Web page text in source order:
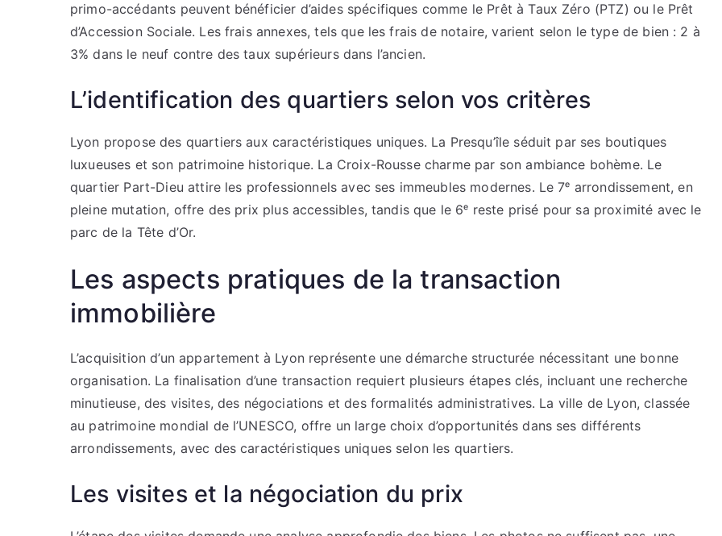
primo-accédants peuvent bénéficier d’aides spécifiques comme le Prêt à Taux Zéro (PTZ) ou le Prêt
d’Accession Sociale. Les frais annexes, tels que les frais de notaire, varient selon le type de bien : 2 à
3% dans le neuf contre des taux supérieurs dans l’ancien.
L’identification des quartiers selon vos critères
Lyon propose des quartiers aux caractéristiques uniques. La Presqu’île séduit par ses boutiques
luxueuses et son patrimoine historique. La Croix-Rousse charme par son ambiance bohème. Le
quartier Part-Dieu attire les professionnels avec ses immeubles modernes. Le 7ᵉ arrondissement, en
pleine mutation, offre des prix plus accessibles, tandis que le 6ᵉ reste prisé pour sa proximité avec le
parc de la Tête d’Or.
Les aspects pratiques de la transaction
immobilière
L’acquisition d’un appartement à Lyon représente une démarche structurée nécessitant une bonne
organisation. La finalisation d’une transaction requiert plusieurs étapes clés, incluant une recherche
minutieuse, des visites, des négociations et des formalités administratives. La ville de Lyon, classée
au patrimoine mondial de l’UNESCO, offre un large choix d’opportunités dans ses différents
arrondissements, avec des caractéristiques uniques selon les quartiers.
Les visites et la négociation du prix